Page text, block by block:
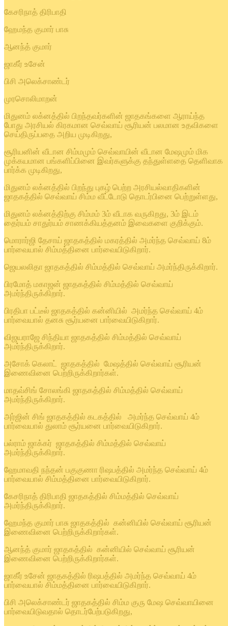
கேசரிநாத் திரிபாதி
ஹேமந்த குமார் பாசு
ஆனந்த் குமார்
ஜாகீர் உசேன்
பிசி அலெக்சாண்டர்
முரசொலிமாறன்
மிதுனம் லக்னத்தில் பிறந்தவர்களின் ஜாதகங்களை ஆராய்ந்த
போது அரசியல் கிரகமான செவ்வாய் சூரியன் பலமான உதவிகளை
செய்திருப்பதை அறிய முடிகிறது,
சூரியனின் வீடான சிம்மமும் செவ்வாயின் வீடான மேஷமும் மிக
முக்கயமான பங்களிப்பினை இவர்களுக்கு தந்துள்ளதை தெளிவாக
பார்க்க முடிகிறது,
மிதுனம் லக்னத்தில் பிறந்து புகழ் பெற்ற அரசியல்வாதிகளின்
ஜாதகத்தில் செவ்வாய் சிம்ம வீட்டோடு தொடர்பினை பெற்றுள்ளது,
மிதுனம் லக்னத்திற்கு சிம்மம் 3ம் வீடாக வருகிறது, 3ம் இடம்
தைர்யம் சாதுர்யம் சாணக்கியத்தனம் இவைகளை குறிக்கும்.
மொரார்ஜி தேசாய் ஜாதகத்தில் மகரத்தில் அமர்ந்த செவ்வாய் 8ம்
பார்வையால் சிம்மத்தினை பார்வையிடுகிறார்.
ஜெயலலிதா ஜாதகத்தில் சிம்மத்தில் செவ்வாய் அமர்ந்திருக்கிறார்.
பிரமோத் மகாஜன் ஜாதகத்தில் சிம்மத்தில் செவ்வாய்
அமர்ந்திருக்கிறார்.
பிரதிபா பட்டீல் ஜாதகத்தில் கன்னியில் அமர்ந்த செவ்வாய் 4ம்
பார்வையால் தனசு சூர்யனை பார்வையிடுகிறார்.
விஜயராஜே சிந்தியா ஜாதகத்தில் சிம்மத்தில் செவ்வாய்
அமர்ந்திருக்கிறார்.
அசோக் கெலாட் ஜாதகத்தில் மேஷத்தில் செவ்வாய் சூரியன்
இணைவினை பெற்றிருக்கிறார்கள்.
மாதவ்சிங் சோலங்கி ஜாதகத்தில் சிம்மத்தில் செவ்வாய்
அமர்ந்திருக்கிறார்.
அர்ஜின் சிங் ஜாதகத்தில் கடகத்தில் அமர்ந்த செவ்வாய் 4ம்
பார்வையால் துலாம் சூர்யனை பார்வையிடுகிறார்.
பல்ராம் ஜாக்கர் ஜாதகத்தில் சிம்மத்தில் செவ்வாய்
அமர்ந்திருக்கிறார்.
ஹேமாவதி நந்தன் பகுகுணா ரிஷபத்தில் அமர்ந்த செவ்வாய் 4ம்
பார்வையால் சிம்மத்தினை பார்வையிடுகிறார்.
கேசரிநாத் திரிபாதி ஜாதகத்தில் சிம்மத்தில் செவ்வாய்
அமர்ந்திருக்கிறார்.
ஹேமந்த குமார் பாசு ஜாதகத்தில் கன்னியில் செவ்வாய் சூரியன்
இணைவினை பெற்றிருக்கிறார்கள்.
ஆனந்த் குமார் ஜாதகத்தில் கன்னியில் செவ்வாய் சூரியன்
இணைவினை பெற்றிருக்கிறார்கள்.
ஜாகீர் உசேன் ஜாதகத்தில் ரிஷபத்தில் அமர்ந்த செவ்வாய் 4ம்
பார்வையால் சிம்மத்தினை பார்வையிடுகிறார்.
பிசி அலெக்சாண்டர் ஜாதகத்தில் சிம்ம குரு மேஷ செவ்வாயினை
பார்வையிடுவதால் தொடர்பேற்படுகிறது,